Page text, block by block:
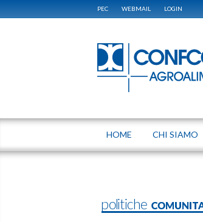
PEC WEBMAIL LOGIN
HOME CHI SIAMO
politiche